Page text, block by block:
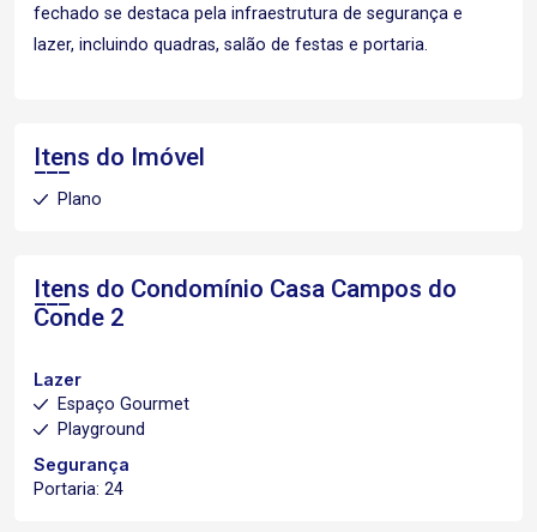
fechado se destaca pela infraestrutura de segurança e
lazer, incluindo quadras, salão de festas e portaria.
Itens do Imóvel
Plano
Itens do Condomínio Casa Campos do
Conde 2
Lazer
Espaço Gourmet
Playground
Segurança
Portaria: 24